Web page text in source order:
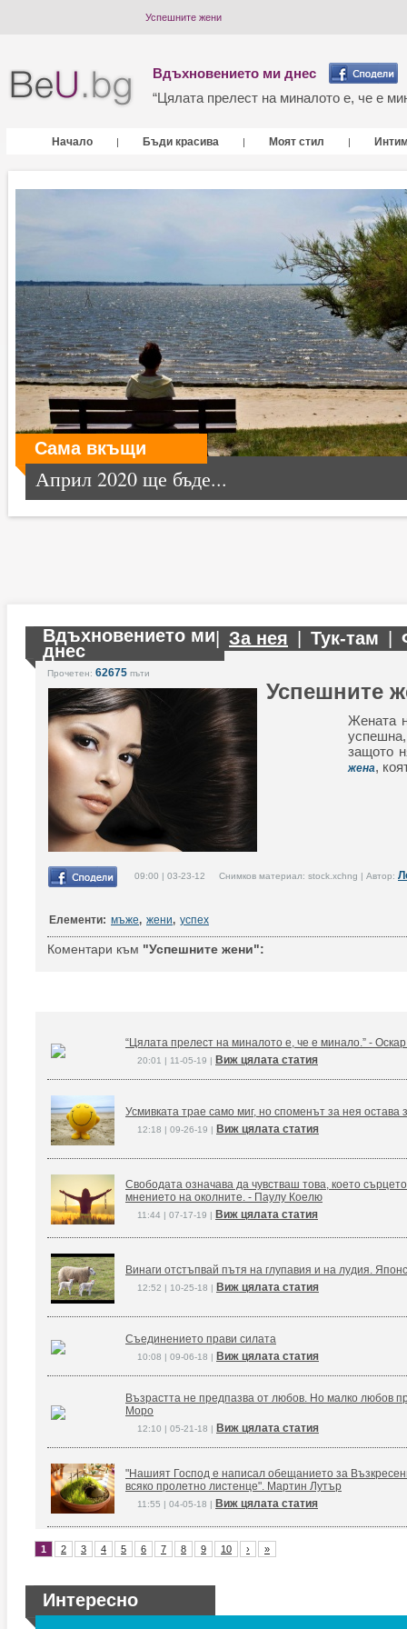
Успешните жени
Вдъхновението ми днес
“Цялата прелест на миналото е, че е
Начало | Бъди красива | Моят стил |
Сама вкъщи
Април 2020 ще бъде...
Вдъхновението ми
днес
За нея Тук-там
Прочетен: 62675 пъти
Успешните
Жената
защото
жена,
09:00 | 03-23-12 Снимков материал: stock.xchng | Автор:
Елементи: мъже, жени, успех
Коментари към "Успешните жени":
“Цялата прелест на миналото е, че е минало.” -
20:01 | 11-05-19 | Виж цялата статия
Усмивката трае само миг, но споменът за нея остава
12:18 | 09-26-19 | Виж цялата статия
Свободата означава да чувстваш това, което
мнението на околните. - Паулу Коелю
11:44 | 07-17-19 | Виж цялата статия
Винаги отстъпвай пътя на глупавия и на лудия.
12:52 | 10-25-18 | Виж цялата статия
Съединението прави силата
10:08 | 09-06-18 | Виж цялата статия
Възрастта не предпазва от любов. Но малко любов
Моро
12:10 | 05-21-18 | Виж цялата статия
"Нашият Господ е написал обещанието за
всяко пролетно листенце". Мартин Лутър
11:55 | 04-05-18 | Виж цялата статия
1 2 3 4 5 6 7 8 9 10 › »
Интересно